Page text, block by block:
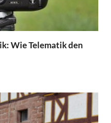
Wie Telematik den